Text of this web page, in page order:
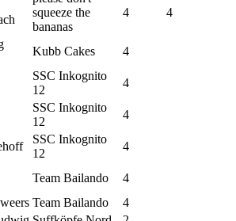
squeeze the
bananas
4 4
Kubb Cakes 4
SSC Inkognito
12
4
SSC Inkognito
12
4
SSC Inkognito
12
4
Team Bailando
4
Team Bailando
4